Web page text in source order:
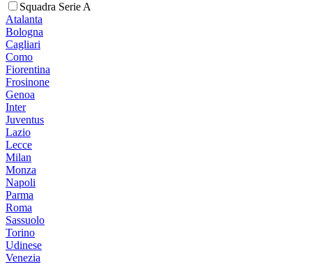
Squadra Serie A
Atalanta
Bologna
Cagliari
Como
Fiorentina
Frosinone
Genoa
Inter
Juventus
Lazio
Lecce
Milan
Monza
Napoli
Parma
Roma
Sassuolo
Torino
Udinese
Venezia